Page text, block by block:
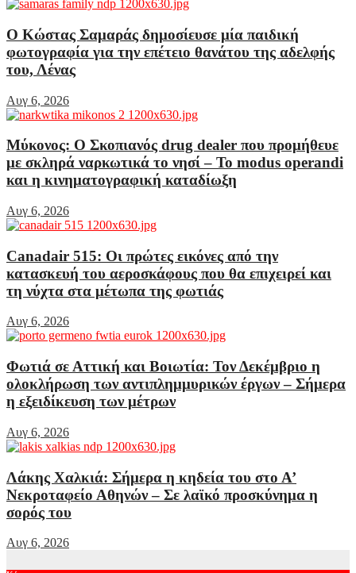
Ο Κώστας Σαμαράς δημοσίευσε μία παιδική
φωτογραφία για την επέτειο θανάτου της αδελφής
του, Λένας
Αυγ 6, 2026
Μύκονος: Ο Σκοπιανός drug dealer που προμήθευε
με σκληρά ναρκωτικά το νησί – Το modus operandi
και η κινηματογραφική καταδίωξη
Αυγ 6, 2026
Canadair 515: Οι πρώτες εικόνες από την
κατασκευή του αεροσκάφους που θα επιχειρεί και
τη νύχτα στα μέτωπα της φωτιάς
Αυγ 6, 2026
Φωτιά σε Αττική και Βοιωτία: Τον Δεκέμβριο η
ολοκλήρωση των αντιπλημμυρικών έργων – Σήμερα
η εξειδίκευση των μέτρων
Αυγ 6, 2026
Λάκης Χαλκιά: Σήμερα η κηδεία του στο Α’
Νεκροταφείο Αθηνών – Σε λαϊκό προσκύνημα η
σορός του
Αυγ 6, 2026